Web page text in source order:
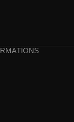
słońca tej